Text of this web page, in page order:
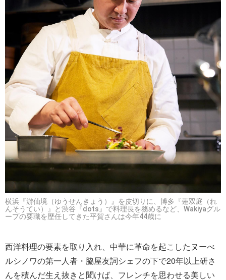
横浜『游仙境（ゆうせんきょう）』を皮切りに、博多『蓮双庭（れ
んそうてい）』と渋谷『dots』で料理長を務めるなど、Wakiyaグル
ープの要職を歴任してきた平賀さんは今年44歳に
西洋料理の要素を取り入れ、中華に革命を起こしたヌーべ
ルシノワの第一人者・脇屋友詞シェフの下で20年以上研さ
んを積んだ生え抜きと聞けば、フレンチを思わせる美しい